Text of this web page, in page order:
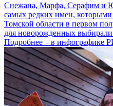
Снежана, Марфа, Серафим и
самых редких имен,
Томской области в первом
для новорожденных
Подробнее – в инфографике